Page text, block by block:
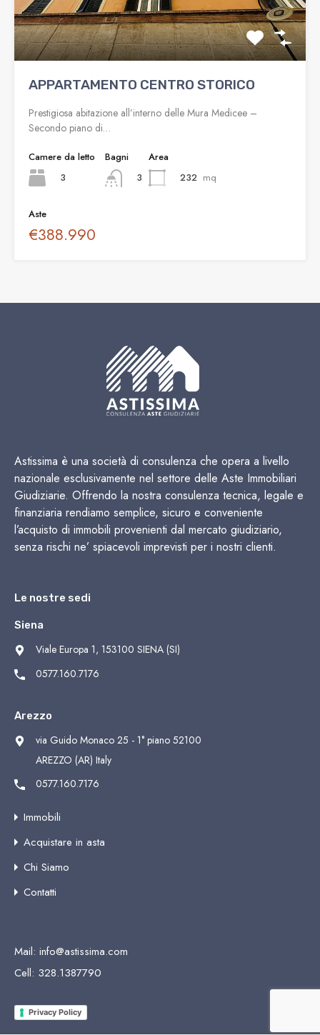
APPARTAMENTO CENTRO STORICO
Prestigiosa abitazione all’interno delle Mura Medicee –
Secondo piano di…
Camere da letto
3
Bagni
3
Area
232 mq
Aste
€388.990
Astissima è una società di consulenza che opera a livello
nazionale esclusivamente nel settore delle Aste Immobiliari
Giudiziarie. Offrendo la nostra consulenza tecnica, legale e
finanziaria rendiamo semplice, sicuro e conveniente
l’acquisto di immobili provenienti dal mercato giudiziario,
senza rischi ne’ spiacevoli imprevisti per i nostri clienti.
Le nostre sedi
Siena
Viale Europa 1, 153100 SIENA (SI)
0577.160.7176
Arezzo
via Guido Monaco 25 - 1° piano 52100
AREZZO (AR) Italy
0577.160.7176
Immobili
Acquistare in asta
Chi Siamo
Contatti
Mail: info@astissima.com
Cell: 328.1387790
Privacy Policy